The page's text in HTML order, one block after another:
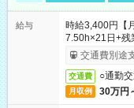
給与
時給3,400円【
7.50h×21日+残
交通費別途
交通費 ○通勤
月収例 30万円